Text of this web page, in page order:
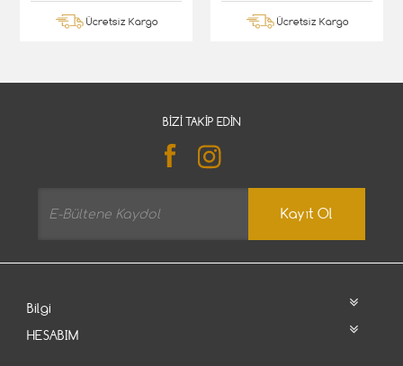
Ücretsiz Kargo Ücretsiz Kargo
BIZI TAKIP EDIN
Kayıt Ol
Bilgi
HESABIM